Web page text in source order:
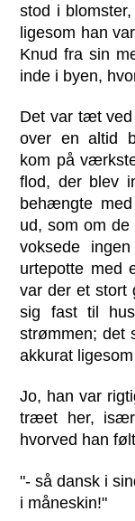
stod i
ligesom han
Knud fra sin
inde i byen,
Det var tæt ved
over en altid
kom på
flod, der blev
behængte
ud, som om
voksede
urtepotte med
var der et stort
sig fast til
strømmen; det
akkurat
Jo, han var
træet her, især
hvorved han
"- så dansk i
i måneskin!"